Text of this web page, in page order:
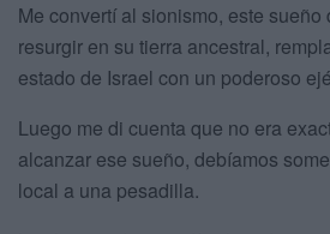
Me convertí al sionismo, este
resurgir en su tierra ancestral,
estado de Israel con un poderoso
Luego me di cuenta que no era
alcanzar ese sueño, debíamos
local a una pesadilla.